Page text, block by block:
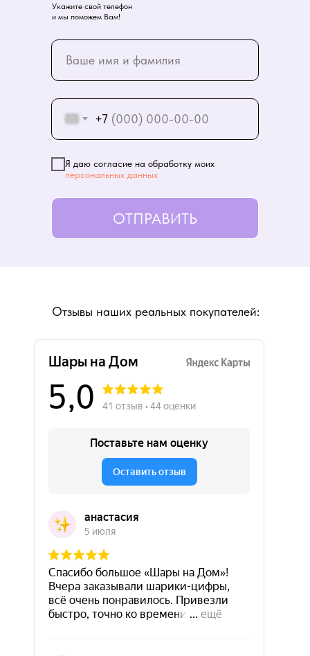
+7
Я даю согласие на обработку моих
персональных данных
ОТПРАВИТЬ
Укажите свой телефон
и мы поможем Вам!
Отзывы наших реальных покупателей: